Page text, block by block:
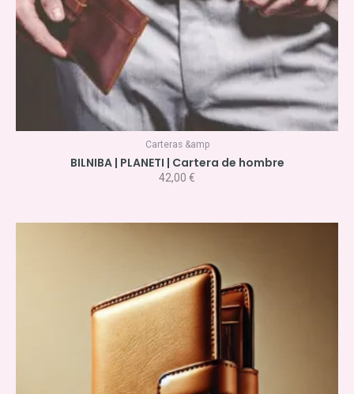
Carteras &amp
BILNIBA | PLANETI | Cartera de hombre
42,00 €